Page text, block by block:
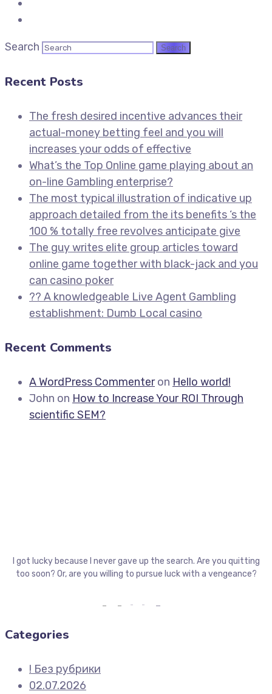
Search
Recent Posts
The fresh desired incentive advances their
actual-money betting feel and you will
increases your odds of effective
What’s the Top Online game playing about an
on-line Gambling enterprise?
The most typical illustration of indicative up
approach detailed from the its benefits ‘s the
100 % totally free revolves anticipate give
The guy writes elite group articles toward
online game together with black-jack and you
can casino poker
?? A knowledgeable Live Agent Gambling
establishment: Dumb Local casino
Recent Comments
A WordPress Commenteron Hello world!
John on How to Increase Your ROI Through
scientific SEM?
I got lucky because I never gave up the search. Are you quitting
too soon? Or, are you willing to pursue luck with a vengeance?
Categories
! Без рубрики
02.07.2026